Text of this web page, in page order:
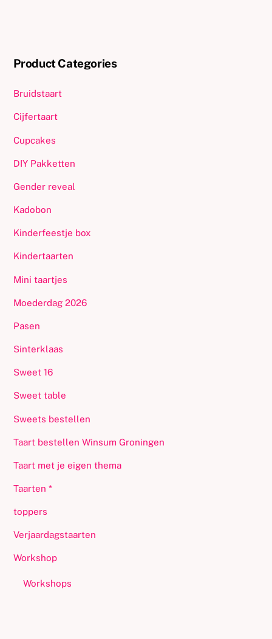
Product Categories
Bruidstaart
Cijfertaart
Cupcakes
DIY Pakketten
Gender reveal
Kadobon
Kinderfeestje box
Kindertaarten
Mini taartjes
Moederdag 2026
Pasen
Sinterklaas
Sweet 16
Sweet table
Sweets bestellen
Taart bestellen Winsum Groningen
Taart met je eigen thema
Taarten *
toppers
Verjaardagstaarten
Workshop
Workshops